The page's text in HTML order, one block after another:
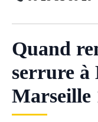
Quand
serrure à
Marseille